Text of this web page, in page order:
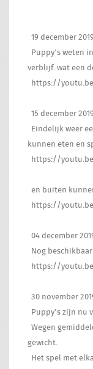
19 december
Puppy's weten
verblijf. wat een
https://
15 december
Eindelijk weer
kunnen eten en
https://
en buiten
https://
04 december
Nog
https://
30 november
Puppy's zijn nu
Wegen
gewicht.
Het spel met